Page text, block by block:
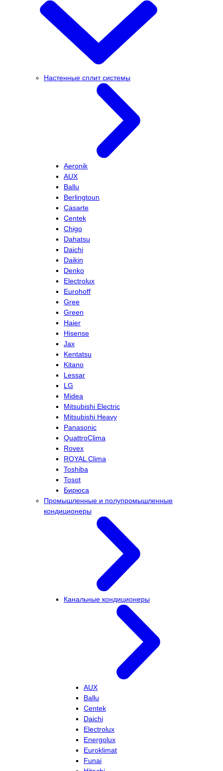
Настенные сплит системы
Aeronik
AUX
Ballu
Berlingtoun
Casarte
Centek
Chigo
Dahatsu
Daichi
Daikin
Denko
Electrolux
Eurohoff
Gree
Green
Haier
Hisense
Jax
Kentatsu
Kitano
Lessar
LG
Midea
Mitsubishi Electric
Mitsubishi Heavy
Panasonic
QuattroClima
Rovex
ROYAL Clima
Toshiba
Tosot
Бирюса
Промышленные и полупромышленные
кондиционеры
Канальные кондиционеры
AUX
Ballu
Centek
Daichi
Electrolux
Energolux
Euroklimat
Funai